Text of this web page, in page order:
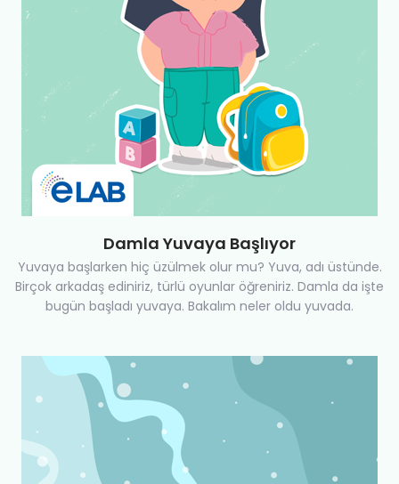
Damla Yuvaya Başlıyor
Yuvaya başlarken hiç üzülmek olur mu? Yuva, adı üstünde.
Birçok arkadaş ediniriz, türlü oyunlar öğreniriz. Damla da işte
bugün başladı yuvaya. Bakalım neler oldu yuvada.